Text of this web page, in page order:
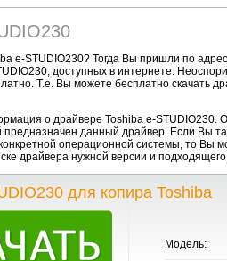
e-STUDIO230? Тогда Вы пришли по
доступных в интернете.
Т.е. Вы можете бесплатно скачать
о драйвере Toshiba e-STUDIO230.
предназначен данный драйвер. Если Вы
операционной системы, то Вы
драйвера нужной версии и
для копира Toshiba
Модель: